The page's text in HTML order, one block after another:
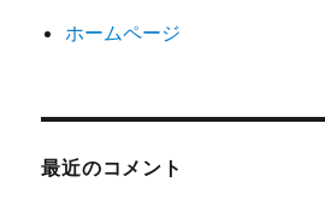
ホームページ
最近のコメント